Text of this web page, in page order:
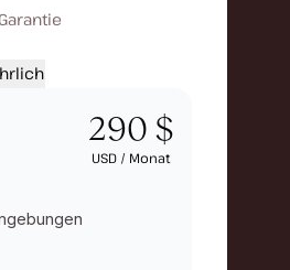
290 $
USD / Monat